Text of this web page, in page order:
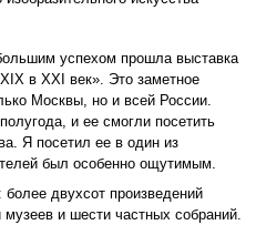
успехом прошла выставка
в XXI век». Это заметное
Москвы, но и всей России.
и ее смогли посетить
Я посетил ее в один из
был особенно ощутимым.
двухсот произведений
и шести частных собраний.